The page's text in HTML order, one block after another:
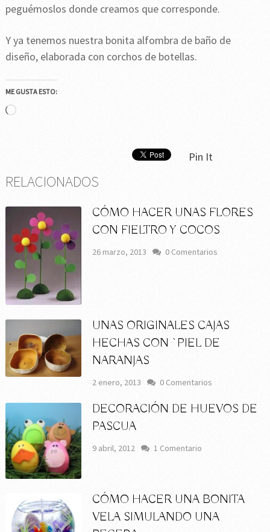
peguémoslos donde creamos que corresponde.
Y ya tenemos nuestra bonita alfombra de baño de
diseño, elaborada con corchos de botellas.
ME GUSTA ESTO:
Cargando...
Pin It
RELACIONADOS
CÓMO HACER UNAS FLORES
CON FIELTRO Y COCOS
26 marzo, 2013 0 Comentarios
UNAS ORIGINALES CAJAS
HECHAS CON `PIEL DE
NARANJAS
2 enero, 2013 0 Comentarios
DECORACIÓN DE HUEVOS DE
PASCUA
9 abril, 2012 1 Comentario
CÓMO HACER UNA BONITA
VELA SIMULANDO UNA